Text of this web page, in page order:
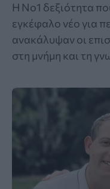
Η Νο1 δεξιότητα
εγκέφαλο νέο για
ανακάλυψαν οι
στη μνήμη και τη